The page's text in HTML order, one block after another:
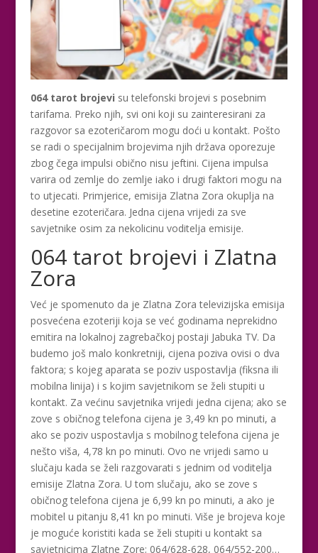
064 tarot brojevi su telefonski brojevi s posebnim
tarifama. Preko njih, svi oni koji su zainteresirani za
razgovor sa ezoteričarom mogu doći u kontakt. Pošto
se radi o specijalnim brojevima njih država oporezuje
zbog čega impulsi obično nisu jeftini. Cijena impulsa
varira od zemlje do zemlje iako i drugi faktori mogu na
to utjecati. Primjerice, emisija Zlatna Zora okuplja na
desetine ezoteričara. Jedna cijena vrijedi za sve
savjetnike osim za nekolicinu voditelja emisije.
064 tarot brojevi i Zlatna
Zora
Već je spomenuto da je Zlatna Zora televizijska emisija
posvećena ezoteriji koja se već godinama neprekidno
emitira na lokalnoj zagrebačkoj postaji Jabuka TV. Da
budemo još malo konkretniji, cijena poziva ovisi o dva
faktora; s kojeg aparata se poziv uspostavlja (fiksna ili
mobilna linija) i s kojim savjetnikom se želi stupiti u
kontakt. Za većinu savjetnika vrijedi jedna cijena; ako se
zove s običnog telefona cijena je 3,49 kn po minuti, a
ako se poziv uspostavlja s mobilnog telefona cijena je
nešto viša, 4,78 kn po minuti. Ovo ne vrijedi samo u
slučaju kada se želi razgovarati s jednim od voditelja
emisije Zlatna Zora. U tom slučaju, ako se zove s
običnog telefona cijena je 6,99 kn po minuti, a ako je
mobitel u pitanju 8,41 kn po minuti. Više je brojeva koje
je moguće koristiti kada se želi stupiti u kontakt sa
savjetnicima Zlatne Zore; 064/628-628, 064/552-200…